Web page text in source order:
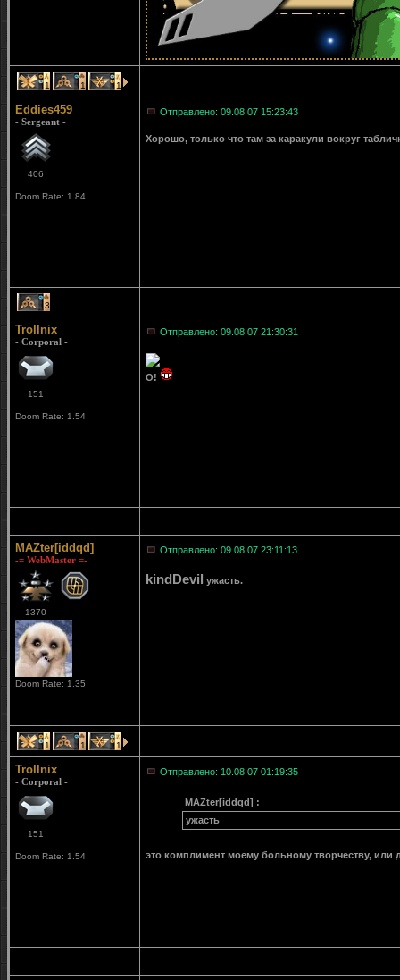
1 1 1
Eddies459
- Sergeant -
406
Doom Rate: 1.84
Отправлено: 09.08.07 15:23:43
Хорошо, только что там за каракули вокруг
3
Trollnix
- Corporal -
151
Doom Rate: 1.54
Отправлено: 09.08.07 21:30:31
О!
MAZter[iddqd]
-= WebMaster =-
1370
Doom Rate: 1.35
Отправлено: 09.08.07 23:11:13
kindDevil ужасть.
1 1 1
Trollnix
- Corporal -
151
Doom Rate: 1.54
Отправлено: 10.08.07 01:19:35
MAZter[iddqd] :
ужасть
это комплимент моему больному творчеству, или